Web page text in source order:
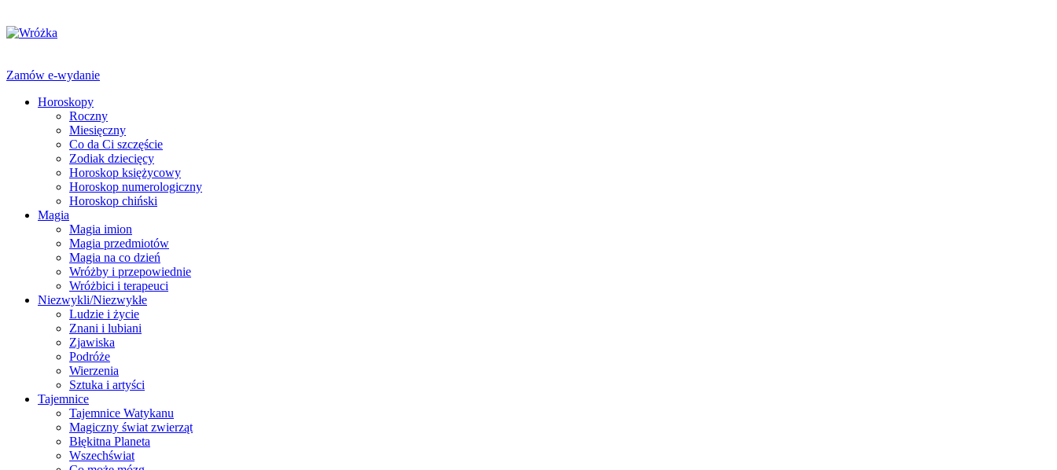
Zamów e-wydanie
Horoskopy
Roczny
Miesięczny
Co da Ci szczęście
Zodiak dziecięcy
Horoskop księżycowy
Horoskop numerologiczny
Horoskop chiński
Magia
Magia imion
Magia przedmiotów
Magia na co dzień
Wróżby i przepowiednie
Wróżbici i terapeuci
Niezwykli/Niezwykłe
Ludzie i życie
Znani i lubiani
Zjawiska
Podróże
Wierzenia
Sztuka i artyści
Tajemnice
Tajemnice Watykanu
Magiczny świat zwierząt
Błękitna Planeta
Wszechświat